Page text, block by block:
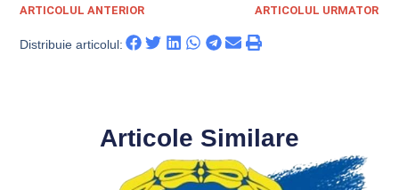
ARTICOLUL ANTERIOR ARTICOLUL URMATOR
Distribuie articolul:
Articole Similare